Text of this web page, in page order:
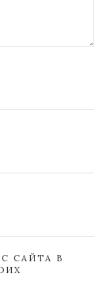
САЙТА В